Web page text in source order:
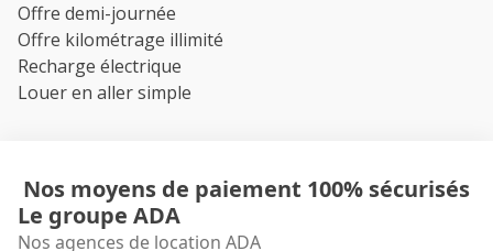
Offre demi-journée
Offre kilométrage illimité
Recharge électrique
Louer en aller simple
Nos moyens de paiement 100% sécurisés
Le groupe ADA
Nos agences de location ADA